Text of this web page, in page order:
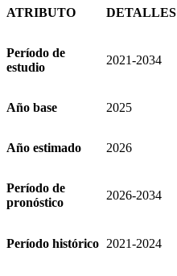
ATRIBUTO DETALLES
Período de
estudio
2021-2034
Año base 2025
Año estimado 2026
Período de
pronóstico
2026-2034
Período histórico 2021-2024